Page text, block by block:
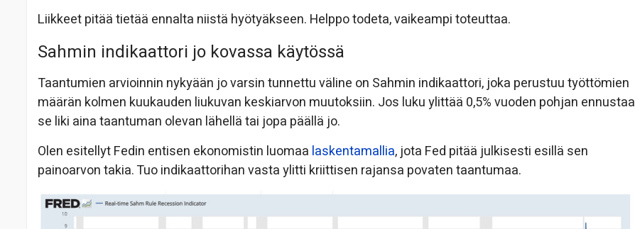
Liikkeet pitää tietää ennalta niistä hyötyäkseen. Helppo todeta, vaikeampi toteuttaa.
Sahmin indikaattori jo kovassa käytössä
Taantumien arvioinnin nykyään jo varsin tunnettu väline on Sahmin indikaattori, joka perustuu työttömien
määrän kolmen kuukauden liukuvan keskiarvon muutoksiin. Jos luku ylittää 0,5% vuoden pohjan ennustaa
se liki aina taantuman olevan lähellä tai jopa päällä jo.
Olen esitellyt Fedin entisen ekonomistin luomaa laskentamallia, jota Fed pitää julkisesti esillä sen
painoarvon takia. Tuo indikaattorihan vasta ylitti kriittisen rajansa povaten taantumaa.